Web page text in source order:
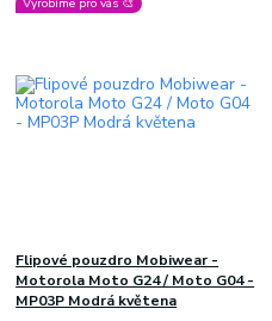
Flipové pouzdro Mobiwear -
Motorola Moto G24 / Moto G04 -
MP03P Modrá květena